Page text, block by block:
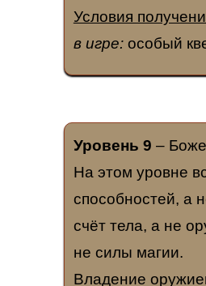
Условия
в игре:особый
Уровень 9 –
На этом уровне
способностей, а
счёт тела, а не
не силы магии.
Владение